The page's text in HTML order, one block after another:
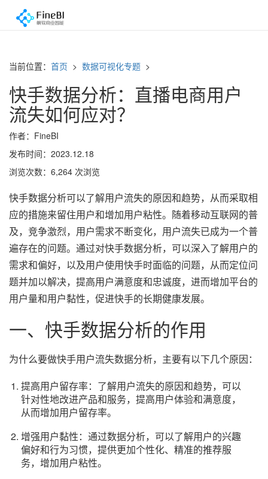
当前位置： 首页 > 数据可视化专题 >
快手数据分析：直播电商用户
流失如何应对？
作者：FineBI
发布时间：2023.12.18
浏览次数：6,264 次浏览
快手数据分析可以了解用户流失的原因和趋势，从而采取相
应的措施来留住用户和增加用户粘性。随着移动互联网的普
及，竞争激烈，用户需求不断变化，用户流失已成为一个普
遍存在的问题。通过对快手数据分析，可以深入了解用户的
需求和偏好，以及用户使用快手时面临的问题，从而定位问
题并加以解决，提高用户满意度和忠诚度，进而增加平台的
用户量和用户黏性，促进快手的长期健康发展。
一、快手数据分析的作用
为什么要做快手用户流失数据分析，主要有以下几个原因：
提高用户留存率：了解用户流失的原因和趋势，可以
针对性地改进产品和服务，提高用户体验和满意度，
从而增加用户留存率。
增强用户黏性：通过数据分析，可以了解用户的兴趣
偏好和行为习惯，提供更加个性化、精准的推荐服
务，增加用户粘性。